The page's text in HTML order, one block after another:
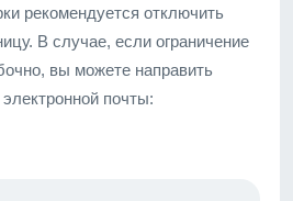
рекомендуется отключить
В случае, если ограничение
вы можете направить
почты: